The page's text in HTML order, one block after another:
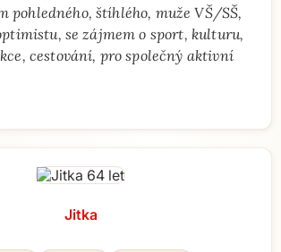
pohledného, štíhlého, muže VŠ/SŠ,
se zájmem o sport, kulturu,
cestování, pro společný aktivní
Jitka